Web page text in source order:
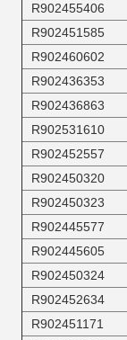
R902455406
R902451585
R902460602
R902436353
R902436863
R902531610
R902452557
R902450320
R902450323
R902445577
R902445605
R902450324
R902452634
R902451171